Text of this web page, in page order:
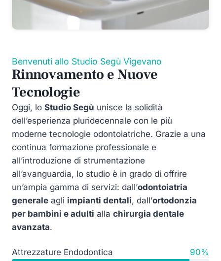
Benvenuti allo Studio Segù Vigevano
Rinnovamento e Nuove
Tecnologie
Oggi, lo Studio Segù unisce la solidità
dell’esperienza pluridecennale con le più
moderne tecnologie odontoiatriche. Grazie a una
continua formazione professionale e
all’introduzione di strumentazione
all’avanguardia, lo studio è in grado di offrire
un’ampia gamma di servizi: dall’odontoiatria
generale agli impianti dentali, dall’ortodonzia
per bambini e adulti alla chirurgia dentale
avanzata.
Attrezzature Endodontica
90%